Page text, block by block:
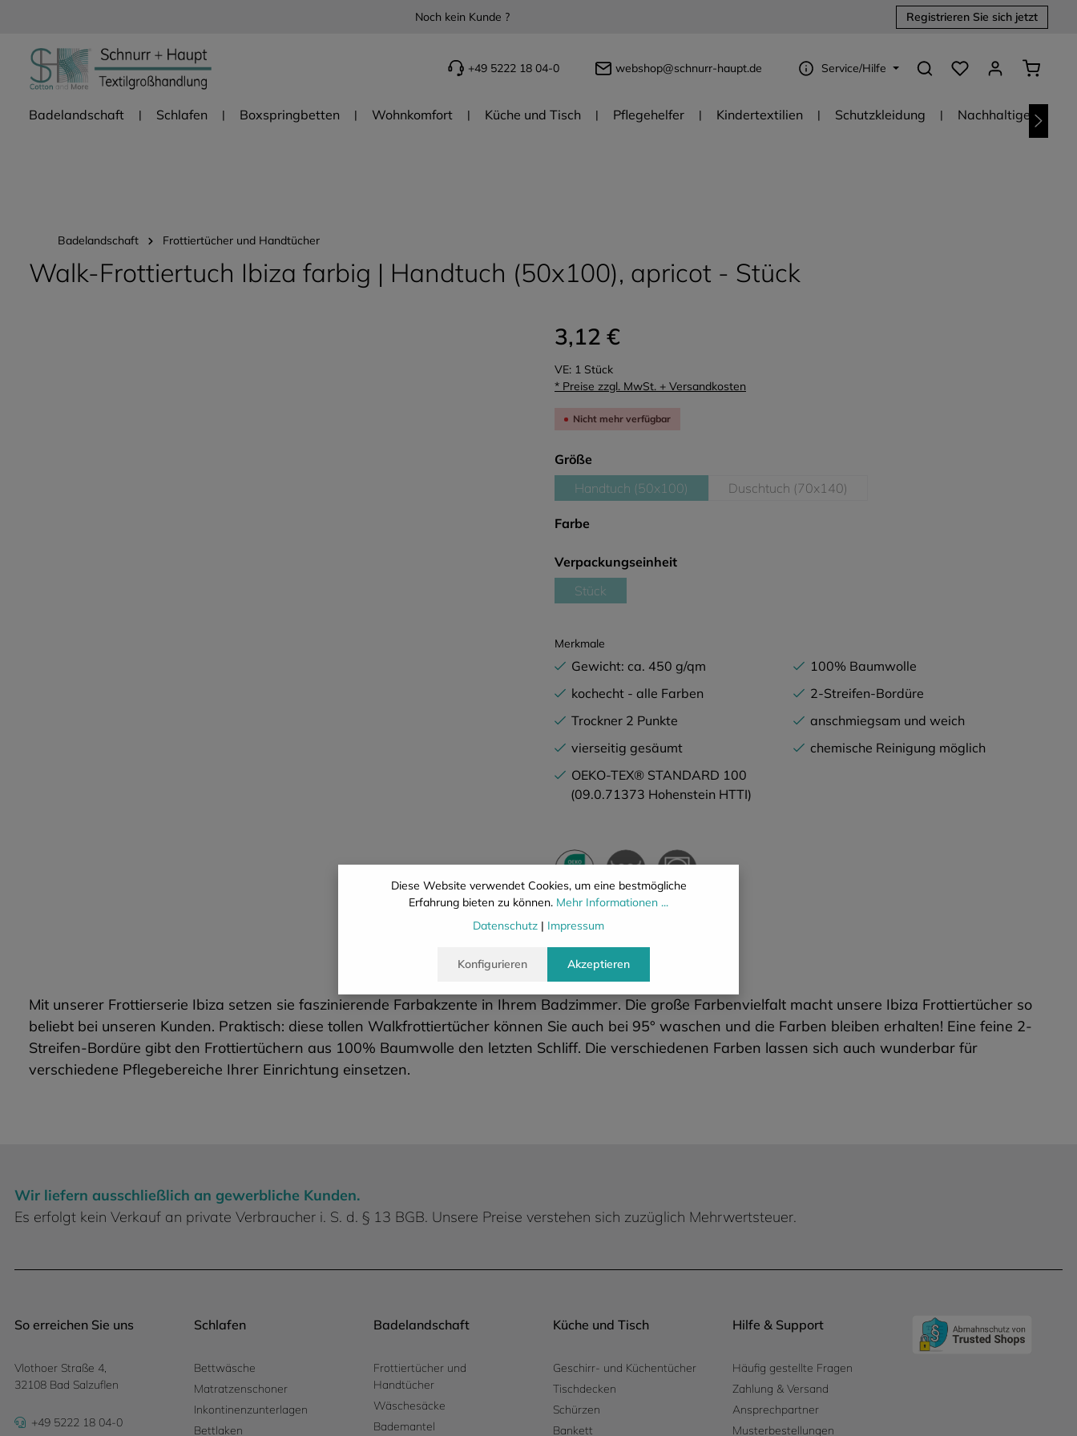
Noch kein Kunde ? Registrieren Sie sich jetzt
+49 5222 18 04-0 webshop@schnurr-haupt.de Service/Hilfe
Du hast 0 Produkte
Badelandschaft Schlafen Boxspringbetten Wohnkomfort Küche und Tisch Pflegehelfer Kindertextilien Schutzkleidung Nachhaltige
Badelandschaft Frottiertücher und Handtücher
Walk-Frottiertuch Ibiza farbig | Handtuch (50x100), apricot - Stück
3,12 €
VE: 1 Stück
* Preise zzgl. MwSt. + Versandkosten
Nicht mehr verfügbar
Größe
Handtuch (50x100)
(Diese Option ist zurzeit nicht verfügbar.)
Duschtuch (70x140)
(Diese Option ist zurzeit nicht verfügbar.)
Farbe
Verpackungseinheitauswählen
Stück
(Diese Option ist zurzeit nicht verfügbar.)
Merkmale
Gewicht: ca. 450 g/qm
100% Baumwolle
kochecht - alle Farben
2-Streifen-Bordüre
Trockner 2 Punkte
anschmiegsam und weich
vierseitig gesäumt
chemische Reinigung möglich
OEKO-TEX® STANDARD 100
(09.0.71373 Hohenstein HTTI)
Beschreibung Eigenschaften
Mit unserer Frottierserie Ibiza setzen sie faszinierende Farbakzente in Ihrem Badzimmer. Die große Farbenvielfalt macht unsere Ibiza Frottiertücher so
beliebt bei unseren Kunden. Praktisch: diese tollen Walkfrottiertücher können Sie auch bei 95° waschen und die Farben bleiben erhalten! Eine feine 2-
Streifen-Bordüre gibt den Frottiertüchern aus 100% Baumwolle den letzten Schliff. Die verschiedenen Farben lassen sich auch wunderbar für
verschiedene Pflegebereiche Ihrer Einrichtung einsetzen.
Wir liefern ausschließlich an gewerbliche Kunden.
Es erfolgt kein Verkauf an private Verbraucher i. S. d. § 13 BGB. Unsere Preise verstehen sich zuzüglich Mehrwertsteuer.
So erreichen Sie uns
Vlothoer Straße 4,
32108 Bad Salzuflen
+49 5222 18 04-0
Schlafen
Bettwäsche
Matratzenschoner
Inkontinenzunterlagen
Bettlaken
Badelandschaft
Frottiertücher und
Handtücher
Wäschesäcke
Bademantel
Küche und Tisch
Geschirr- und Küchentücher
Tischdecken
Schürzen
Bankett
Hilfe & Support
Häufig gestellte Fragen
Zahlung & Versand
Ansprechpartner
Musterbestellungen
Diese Website verwendet Cookies, um eine bestmögliche
Erfahrung bieten zu können. Mehr Informationen ...
Datenschutz | Impressum
Konfigurieren Akzeptieren